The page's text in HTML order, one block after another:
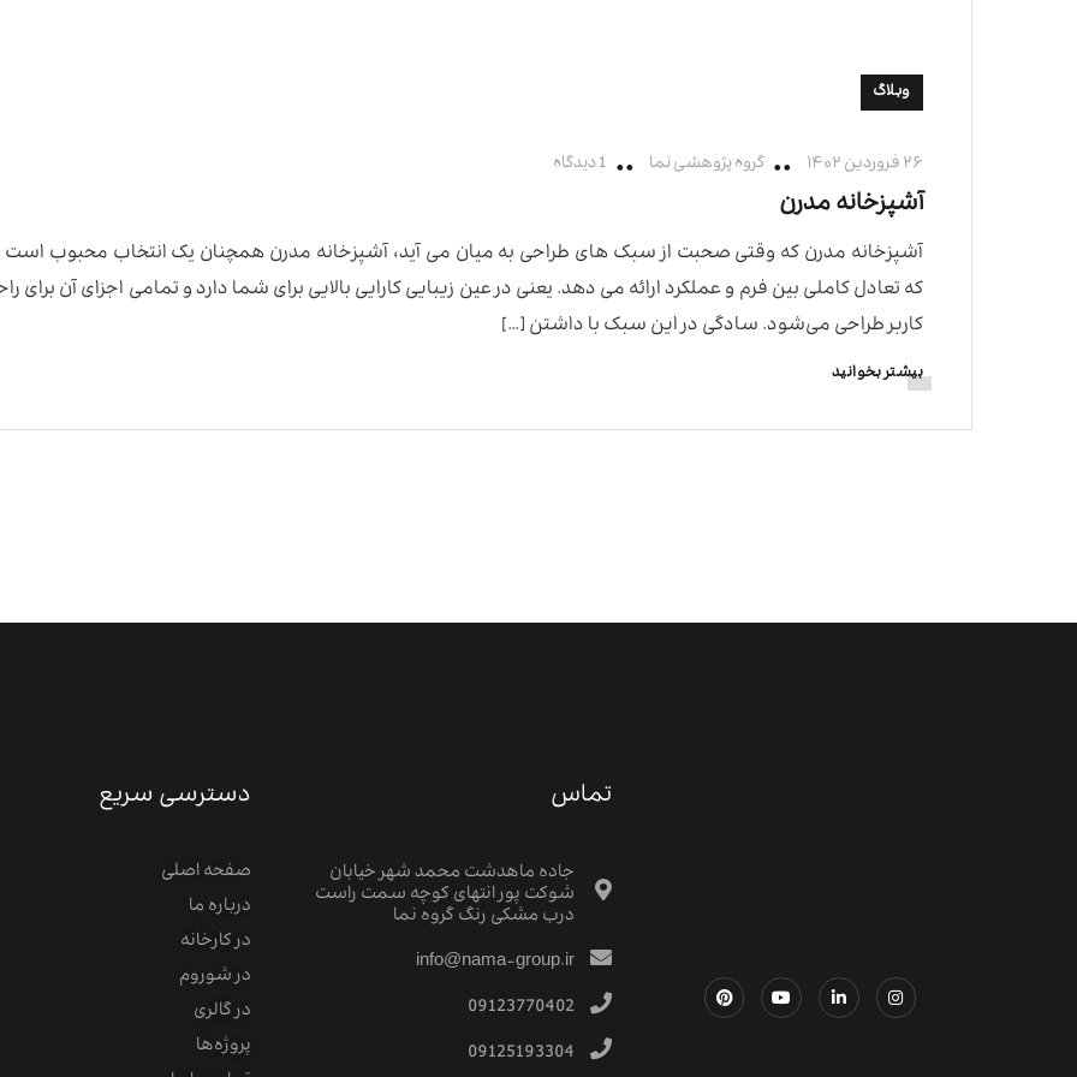
وبلاگ
۲۶ فروردین ۱۴۰۲ گروه پژوهشی نما 1 دیدگاه
آشپزخانه مدرن
آشپزخانه مدرن که وقتی صحبت از سبک های طراحی به میان می آید، آشپزخانه مدرن همچنان یک انتخاب محبوب است
که تعادل کاملی بین فرم و عملکرد ارائه می دهد. یعنی در عین زیبایی کارایی بالایی برای شما دارد و تمامی اجزای آن برای
کاربر طراحی می‌شود. سادگی در این سبک با داشتن […]
بیشتر بخوانید
تماس
جاده ماهدشت محمد شهر خیابان
شوکت پور انتهای کوچه سمت راست
درب مشکی رنگ گروه نما
info@nama-group.ir
09123770402
09125193304
دسترسی سریع
صفحه اصلی
درباره ما
در کارخانه
در شوروم
در گالری
پروژه‌‌ها